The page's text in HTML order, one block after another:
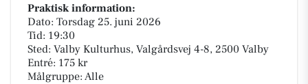
Praktisk information:
Dato: Torsdag 25. juni 2026
Tid: 19:30
Sted: Valby Kulturhus, Valgårdsvej 4-8, 2500 Valby
Entré: 175 kr
Målgruppe: Alle